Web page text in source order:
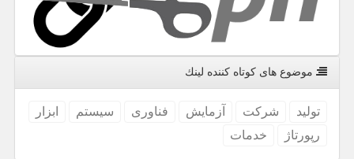
موضوع های كوتاه كننده لینك
تولید شركت آزمایش فناوری سیستم
ابزار
رپورتاژ
خدمات